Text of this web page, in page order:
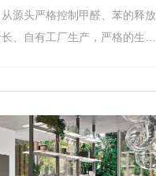
源头严格控制甲醛、苯的释放
、自有工厂生产，严格的生产